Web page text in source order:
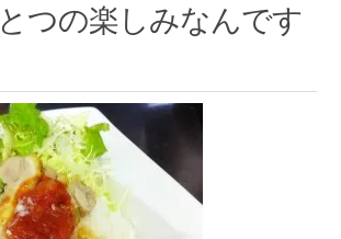
つの楽しみなんです